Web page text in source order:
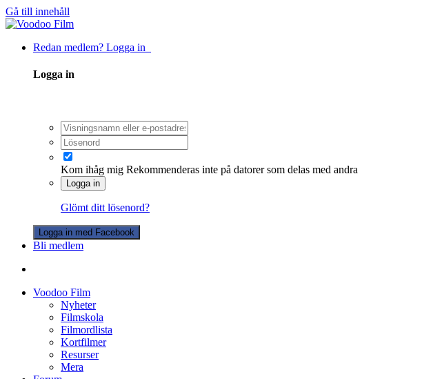
Gå till innehåll
Redan medlem? Logga in
Logga in
Kom ihåg mig Rekommenderas inte på datorer som delas med andra
Logga in
Glömt ditt lösenord?
Logga in med Facebook
Bli medlem
Voodoo Film
Nyheter
Filmskola
Filmordlista
Kortfilmer
Resurser
Mera